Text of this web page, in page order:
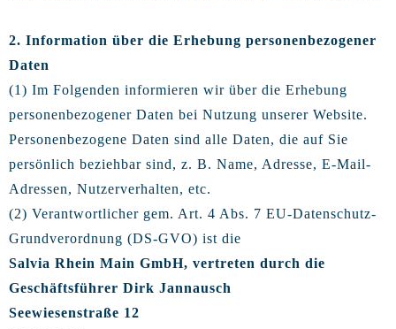
2. Information über die Erhebung personenbezogener
Daten
(1) Im Folgenden informieren wir über die Erhebung
personenbezogener Daten bei Nutzung unserer Website.
Personenbezogene Daten sind alle Daten, die auf Sie
persönlich beziehbar sind, z. B. Name, Adresse, E-Mail-
Adressen, Nutzerverhalten, etc.
(2) Verantwortlicher gem. Art. 4 Abs. 7 EU-Datenschutz-
Grundverordnung (DS-GVO) ist die
Salvia Rhein Main GmbH, vertreten durch die
Geschäftsführer Dirk Jannausch
Seewiesenstraße 12